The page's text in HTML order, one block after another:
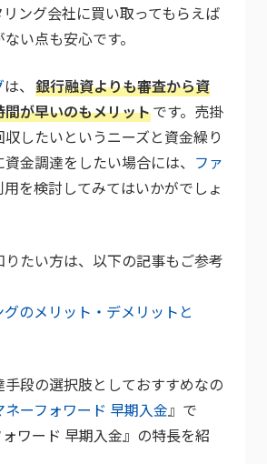
ング会社に買い取ってもらえば
い点も安心です。
は、 銀行融資よりも審査から資
が早いのもメリットです。売掛
したいというニーズと資金繰り
金調達をしたい場合には、 ファ
用を検討してみてはいかがでしょ
たい方は、以下の記事もご参考
グのメリット・デメリットと
手段の選択肢としておすすめなの
ネーフォワード 早期入金』で
ワード 早期入金』の特長を紹